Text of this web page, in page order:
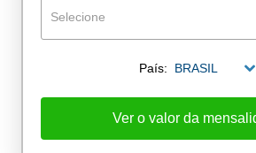
Selecione
País: BRASIL
Ver o valor da